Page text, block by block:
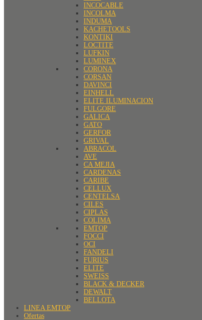
INCOCABLE
INCOLMA
INDUMA
KACHETOOLS
KONTIKI
LOCTITE
LUFKIN
LUMINEX
CORONA
CORSAN
DAVINCI
EINHELL
ELITE ILUMINACION
FULGORE
GALICA
GATO
GERFOR
GRIVAL
ABRACOL
AVE
CA MEJIA
CARDENAS
CARIBE
CELLUX
CENTELSA
CILES
CIPLAS
COLIMA
EMTOP
FOCCI
OCI
FANDELI
FURIUS
ELITE
SWEISS
BLACK & DECKER
DEWALT
BELLOTA
LINEA EMTOP
Ofertas